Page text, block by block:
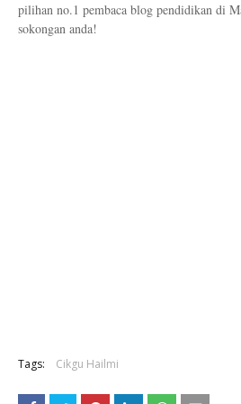
pilihan no.1 pembaca blog pendidikan di
sokongan anda!
Tags: Cikgu Hailmi